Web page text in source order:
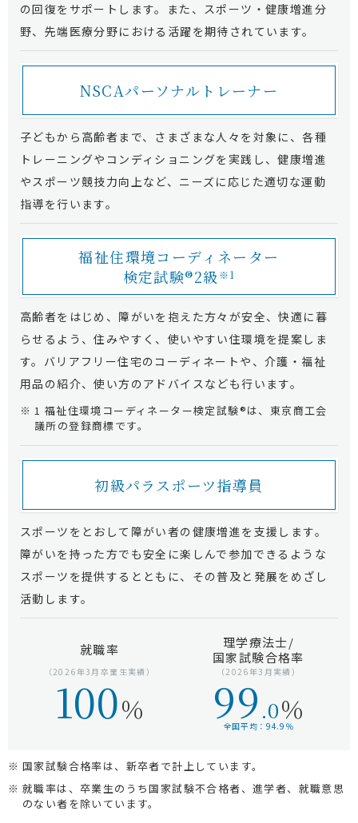
の回復をサポートします。また、スポーツ・健康増進分
野、先端医療分野における活躍を期待されています。
NSCAパーソナルトレーナー
子どもから高齢者まで、さまざまな人々を対象に、各種
トレーニングやコンディショニングを実践し、健康増進
やスポーツ競技力向上など、ニーズに応じた適切な運動
指導を行います。
福祉住環境コーディネーター
検定試験®2級 ※1
高齢者をはじめ、障がいを抱えた方々が安全、快適に暮
らせるよう、住みやすく、使いやすい住環境を提案しま
す。バリアフリー住宅のコーディネートや、介護・福祉
用品の紹介、使い方のアドバイスなども行います。
1 福祉住環境コーディネーター検定試験®は、東京商工会
議所の登録商標です。
初級パラスポーツ指導員
スポーツをとおして障がい者の健康増進を支援します。
障がいを持った方でも安全に楽しんで参加できるような
スポーツを提供するとともに、その普及と発展をめざし
活動します。
就職率
（2026年3月卒業生実績）
100％
理学療法士/
国家試験合格率
（2026年3月実績）
99.0％
全国平均：94.9％
国家試験合格率は、新卒者で計上しています。
就職率は、卒業生のうち国家試験不合格者、進学者、就職意思
のない者を除いています。